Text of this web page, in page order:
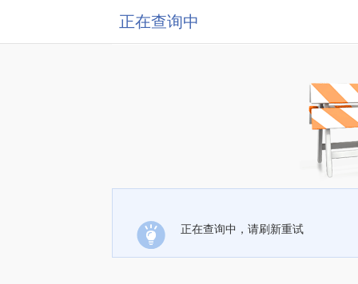
正在查询中
正在查询中，请刷新重试